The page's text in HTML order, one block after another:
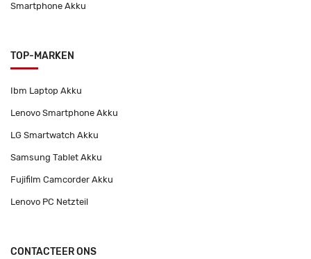
Smartphone Akku
TOP-MARKEN
Ibm Laptop Akku
Lenovo Smartphone Akku
LG Smartwatch Akku
Samsung Tablet Akku
Fujifilm Camcorder Akku
Lenovo PC Netzteil
CONTACTEER ONS